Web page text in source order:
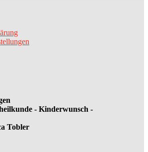
- Kinderwunsch -
Tobler